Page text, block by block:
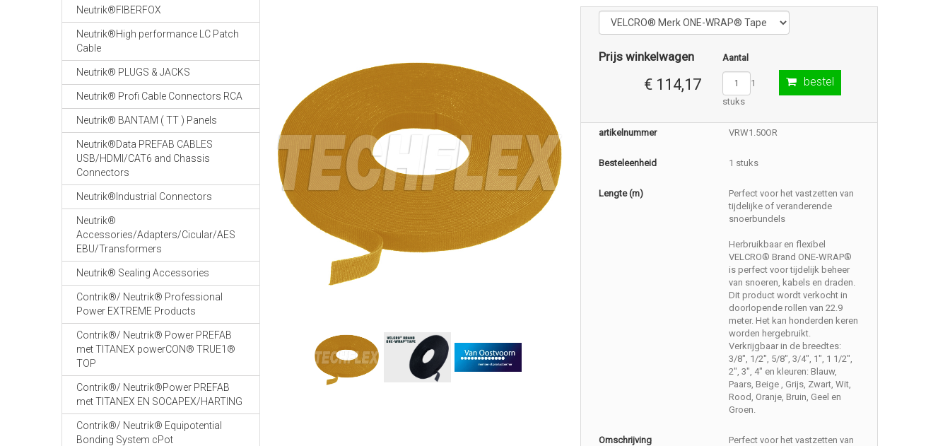
Neutrik®FIBERFOX
Neutrik®High performance LC Patch
Cable
Neutrik® PLUGS & JACKS
Neutrik® Profi Cable Connectors RCA
Neutrik® BANTAM ( TT ) Panels
Neutrik®Data PREFAB CABLES
USB/HDMI/CAT6 and Chassis
Connectors
Neutrik®Industrial Connectors
Neutrik®
Accessories/Adapters/Cicular/AES
EBU/Transformers
Neutrik® Sealing Accessories
Contrik®/ Neutrik® Professional
Power EXTREME Products
Contrik®/ Neutrik® Power PREFAB
met TITANEX powerCON® TRUE1®
TOP
Contrik®/ Neutrik®Power PREFAB
met TITANEX EN SOCAPEX/HARTING
Contrik®/ Neutrik® Equipotential
Bonding System cPot
Prijs winkelwagen
€ 114,17
Aantal
1
stuks
bestel
artikelnummer VRW1.50OR
Besteleenheid 1 stuks
Lengte (m)
Perfect voor het vastzetten van
tijdelijke of veranderende
snoerbundels
Herbruikbaar en flexibel
VELCRO® Brand ONE-WRAP®
is perfect voor tijdelijk beheer
van snoeren, kabels en draden.
Dit product wordt verkocht in
doorlopende rollen van 22.9
meter. Het kan honderden keren
worden hergebruikt.
Verkrijgbaar in de breedtes:
3/8", 1/2", 5/8", 3/4", 1", 1 1/2",
2", 3", 4" en kleuren: Blauw,
Paars, Beige , Grijs, Zwart, Wit,
Rood, Oranje, Bruin, Geel en
Groen.
Omschrijving
Perfect voor het vastzetten van